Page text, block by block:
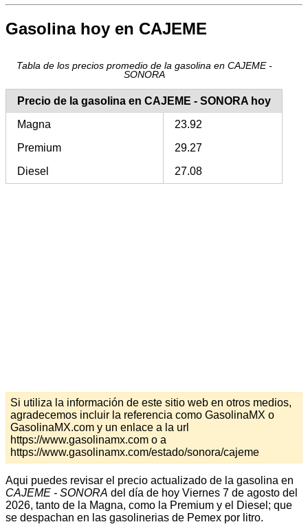
Gasolina hoy en CAJEME
Tabla de los precios promedio de la gasolina en CAJEME -
SONORA
Precio de la gasolina en CAJEME - SONORA hoy
Magna
23.92
Premium
29.27
Diesel
27.08
Si utiliza la información de este sitio web en otros medios,
agradecemos incluir la referencia como GasolinaMX o
GasolinaMX.com y un enlace a la url
https://www.gasolinamx.com o a
https://www.gasolinamx.com/estado/sonora/cajeme
Aqui puedes revisar el precio actualizado de la gasolina en
CAJEME - SONORA del día de hoy Viernes 7 de agosto del
2026, tanto de la Magna, como la Premium y el Diesel; que
se despachan en las gasolinerias de Pemex por litro.